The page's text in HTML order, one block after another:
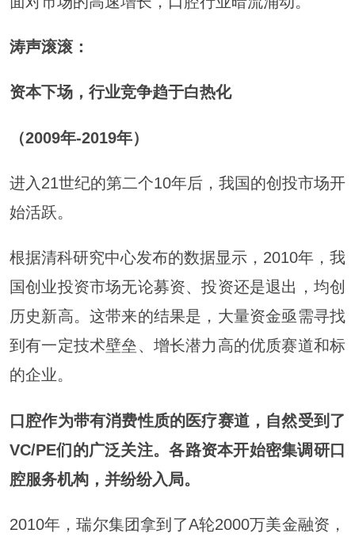
涛声滚滚：
资本下场，行业竞争趋于白热化
（2009年-2019年）
进入21世纪的第二个10年后，我国的创投市场开
始活跃。
根据清科研究中心发布的数据显示，2010年，我
国创业投资市场无论募资、投资还是退出，均创
历史新高。这带来的结果是，大量资金亟需寻找
到有一定技术壁垒、增长潜力高的优质赛道和标
的企业。
口腔作为带有消费性质的医疗赛道，自然受到了
VC/PE们的广泛关注。各路资本开始密集调研口
腔服务机构，并纷纷入局。
2010年，瑞尔集团拿到了A轮2000万美金融资，